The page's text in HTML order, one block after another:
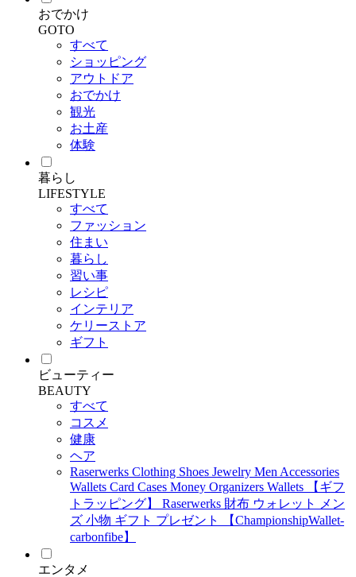
おでかけ
GOTO
すべて
ショッピング
アウトドア
おでかけ
観光
お土産
体験
暮らし
LIFESTYLE
すべて
ファッション
住まい
暮らし
習い事
レシピ
インテリア
ケリーストア
ギフト
ビューティー
BEAUTY
すべて
コスメ
健康
ヘア
Raserwerks Clothing Shoes Jewelry Men Accessories
Wallets Card Cases Money Organizers Wallets 【ギフ
トラッピング】 Raserwerks 財布 ウォレット メン
ズ 小物 ギフト プレゼント 【ChampionshipWallet-
carbonfibe】
エンタメ